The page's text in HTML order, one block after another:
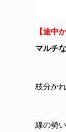
【途中
マルチ
枝分か
線の勢